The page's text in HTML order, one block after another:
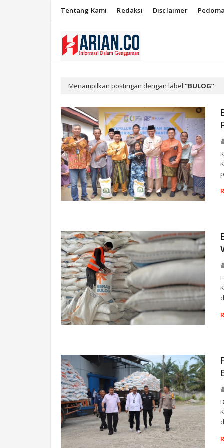
Tentang Kami Redaksi Disclaimer
Menampilkan postingan dengan label BULOG